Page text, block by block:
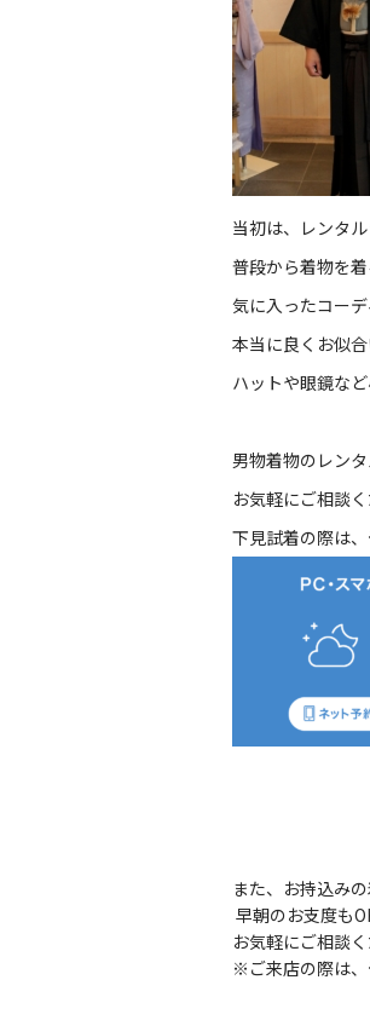
当初は、レンタ
普段から着物を着
気に入ったコー
本当に良くお似合
ハットや眼鏡な
男物着物のレンタ
お気軽にご相談く
下見試着の際は、
また、お持込み
早朝のお支度も
お気軽にご相談く
※ご来店の際は、